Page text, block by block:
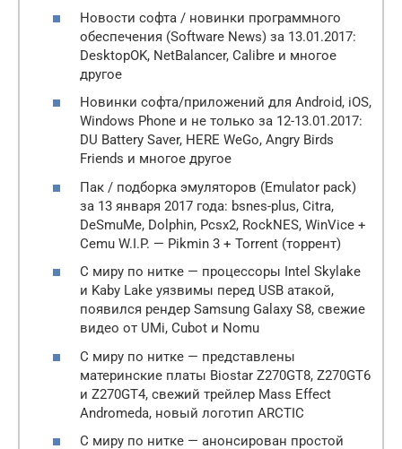
Новости софта / новинки программного
обеспечения (Software News) за 13.01.2017:
DesktopOK, NetBalancer, Calibre и многое
другое
Новинки софта/приложений для Android, iOS,
Windows Phone и не только за 12-13.01.2017:
DU Battery Saver, HERE WeGo, Angry Birds
Friends и многое другое
Пак / подборка эмуляторов (Emulator pack)
за 13 января 2017 года: bsnes-plus, Citra,
DeSmuMe, Dolphin, Pcsx2, RockNES, WinVice +
Cemu W.I.P. — Pikmin 3 + Torrent (торрент)
С миру по нитке — процессоры Intel Skylake
и Kaby Lake уязвимы перед USB атакой,
появился рендер Samsung Galaxy S8, свежие
видео от UMi, Cubot и Nomu
С миру по нитке — представлены
материнские платы Biostar Z270GT8, Z270GT6
и Z270GT4, свежий трейлер Mass Effect
Andromeda, новый логотип ARCTIC
С миру по нитке — анонсирован простой